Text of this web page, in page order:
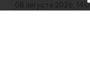
08 августа 2026,